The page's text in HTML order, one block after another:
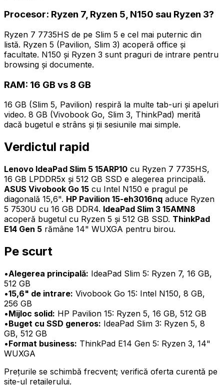
Procesor: Ryzen 7, Ryzen 5, N150 sau Ryzen 3?
Ryzen 7 7735HS de pe Slim 5 e cel mai puternic din
listă. Ryzen 5 (Pavilion, Slim 3) acoperă office și
facultate. N150 și Ryzen 3 sunt praguri de intrare pentru
browsing și documente.
RAM: 16 GB vs 8 GB
16 GB (Slim 5, Pavilion) respiră la multe tab-uri și apeluri
video. 8 GB (Vivobook Go, Slim 3, ThinkPad) merită
dacă bugetul e strâns și ții sesiunile mai simple.
Verdictul rapid
Lenovo IdeaPad Slim 5 15ARP10 cu Ryzen 7 7735HS,
16 GB LPDDR5x și 512 GB SSD e alegerea principală.
ASUS Vivobook Go 15 cu Intel N150 e pragul pe
diagonală 15,6". HP Pavilion 15-eh3016nq aduce Ryzen
5 7530U cu 16 GB DDR4. IdeaPad Slim 3 15AMN8
acoperă bugetul cu Ryzen 5 și 512 GB SSD. ThinkPad
E14 Gen 5 rămâne 14" WUXGA pentru birou.
Pe scurt
•Alegerea principală: IdeaPad Slim 5: Ryzen 7, 16 GB,
512 GB
•15,6" de intrare: Vivobook Go 15: Intel N150, 8 GB,
256 GB
•Mijloc solid: HP Pavilion 15: Ryzen 5, 16 GB, 512 GB
•Buget cu SSD generos: IdeaPad Slim 3: Ryzen 5, 8
GB, 512 GB
•Format business: ThinkPad E14 Gen 5: Ryzen 3, 14"
WUXGA
Prețurile se schimbă frecvent; verifică oferta curentă pe
site-ul retailerului.